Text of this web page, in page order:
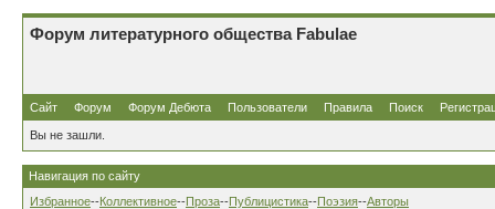
Форум литературного общества Fabulae
Сайт Форум Форум Дебюта Пользователи Правила Поиск
Вы не зашли.
Навигация по сайту
Избранное--Коллективное--Проза--Публицистика--Поэзия--Авторы